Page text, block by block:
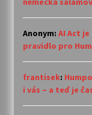
Anonym: AI Act
pravidlo pro
frantisek:
i vás – a teď je